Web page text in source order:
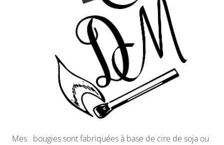
Mes bougies sont fabriquées à base de cire de soja ou